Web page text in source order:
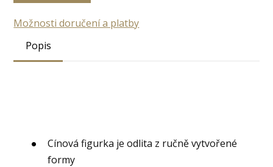
Možnosti doručení a platby
Popis
Cínová figurka je odlita z ručně vytvořené
formy